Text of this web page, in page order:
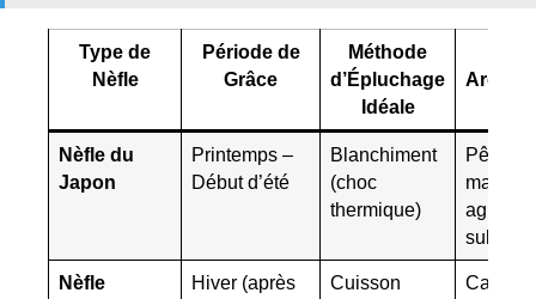
Type de
Nèfle
Période de
Grâce
Méthode
d’Épluchage
Idéale
Nèfle du
Japon
Printemps –
Début d’été
Blanchiment
(choc
thermique)
Pêche,
subtils
Nèfle
Hiver (après
Cuisson